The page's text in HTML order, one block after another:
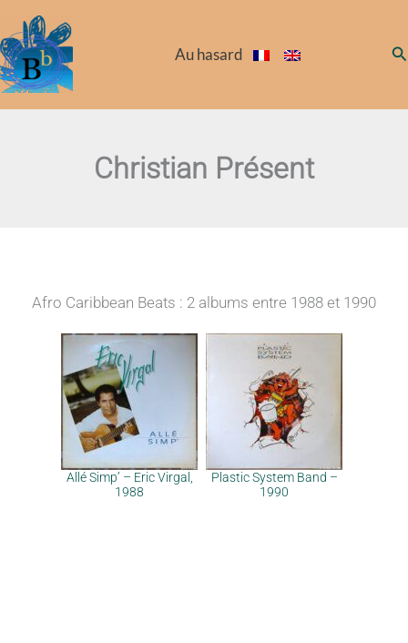
au
contenu
Au hasard
Christian Présent
Afro Caribbean Beats : 2 albums entre 1988 et 1990
Allé Simp’ – Eric Virgal,
1988
Plastic System Band –
1990